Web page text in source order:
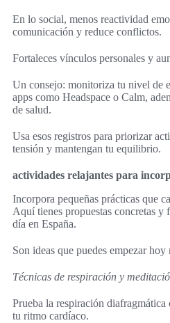
En lo social, menos reactividad
comunicación y reduce conflictos.
Fortaleces vínculos personales y
Un consejo: monitoriza tu nivel de
apps como Headspace o Calm,
de salud.
Usa esos registros para priorizar
tensión y mantengan tu equilibrio.
actividades relajantes para
Incorpora pequeñas prácticas que
Aquí tienes propuestas concretas y
día en España.
Son ideas que puedes empezar hoy
Técnicas de respiración y
Prueba la respiración
tu ritmo cardíaco.